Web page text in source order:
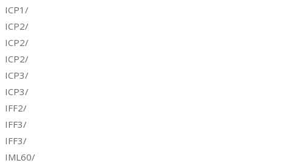
ICP1/
ICP2/
ICP2/
ICP2/
ICP3/
ICP3/
IFF2/
IFF3/
IFF3/
IML60/